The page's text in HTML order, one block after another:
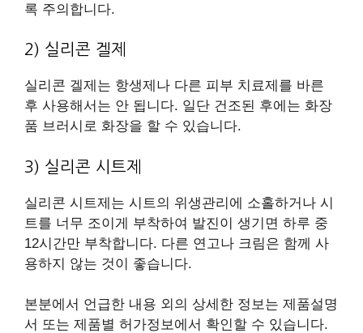
록 주의합니다.
2) 실리콘 겔제
실리콘 겔제는 항생제나 다른 피부 치료제를 바른
후 사용해서는 안 됩니다. 일단 건조된 후에는 화장
품 브러시로 화장을 할 수 있습니다.
3) 실리콘 시트제
실리콘 시트제는 시트의 위생관리에 소홀하거나 시
트를 너무 조이게 부착하여 발진이 생기면 하루 중
12시간만 부착합니다. 다른 연고나 크림은 함께 사
용하지 않는 것이 좋습니다.
본분에서 언급한 내용 외의 상세한 정보는 제품설명
서 또는 제품별 허가정보에서 확인할 수 있습니다.